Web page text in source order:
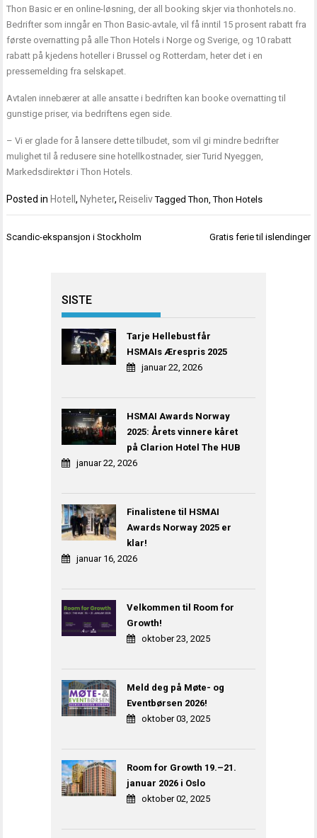
Thon Basic er en online-løsning, der all booking skjer via thonhotels.no.
Bedrifter som inngår en Thon Basic-avtale, vil få inntil 15 prosent rabatt fra
første overnatting på alle Thon Hotels i Norge og Sverige, og 10 rabatt
rabatt på kjedens hoteller i Brussel og Rotterdam, heter det i en
pressemelding fra selskapet.
Avtalen innebærer at alle ansatte i bedriften kan booke overnatting til
gunstige priser, via bedriftens egen side.
– Vi er glade for å lansere dette tilbudet, som vil gi mindre bedrifter
mulighet til å redusere sine hotellkostnader, sier Turid Nyeggen,
Markedsdirektør i Thon Hotels.
Posted in Hotell, Nyheter, Reiseliv TaggedThon,Thon Hotels
Innleggsnavigasjon
Scandic-ekspansjon i Stockholm Gratis ferie til islendinger
SISTE
Tarje Hellebust får
HSMAIs Ærespris 2025
januar 22, 2026
HSMAI Awards Norway
2025: Årets vinnere kåret
på Clarion Hotel The HUB
januar 22, 2026
Finalistene til HSMAI
Awards Norway 2025 er
klar!
januar 16, 2026
Velkommen til Room for
Growth!
oktober 23, 2025
Meld deg på Møte- og
Eventbørsen 2026!
oktober 03, 2025
Room for Growth 19.–21.
januar 2026 i Oslo
oktober 02, 2025